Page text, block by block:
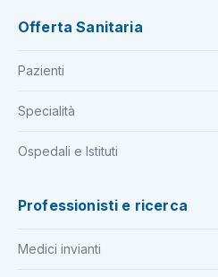
Offerta Sanitaria
Pazienti
Specialità
Ospedali e Istituti
Professionisti e ricerca
Medici invianti